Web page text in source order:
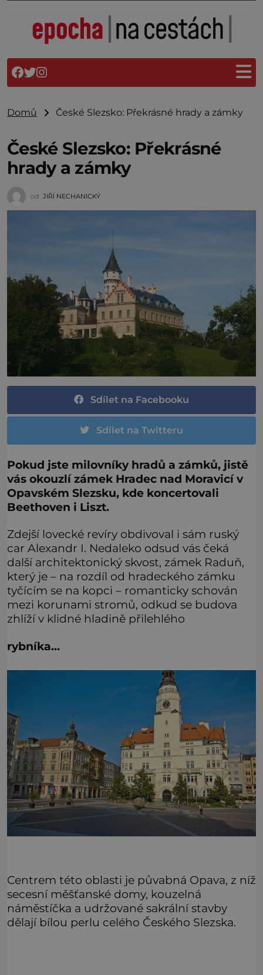
Domů České Slezsko: Překrásné hrady a zámky
České Slezsko: Překrásné
hrady a zámky
od JIŘÍ NECHANICKÝ
Sdílet na Facebooku
Sdílet na Twitteru
Pokud jste milovníky hradů a zámků, jistě
vás okouzlí zámek Hradec nad Moravicí v
Opavském Slezsku, kde koncertovali
Beethoven i Liszt.
Zdejší lovecké revíry obdivoval i sám ruský
car Alexandr I. Nedaleko odsud vás čeká
další architektonický skvost, zámek Raduň,
který je – na rozdíl od hradeckého zámku
tyčícím se na kopci – romanticky schován
mezi korunami stromů, odkud se budova
zhlíží v klidné hladině přilehlého
rybníka…
Centrem této oblasti je půvabná Opava, z níž
secesní měšťanské domy, kouzelná
náměstíčka a udržované sakrální stavby
dělají bílou perlu celého Českého Slezska.